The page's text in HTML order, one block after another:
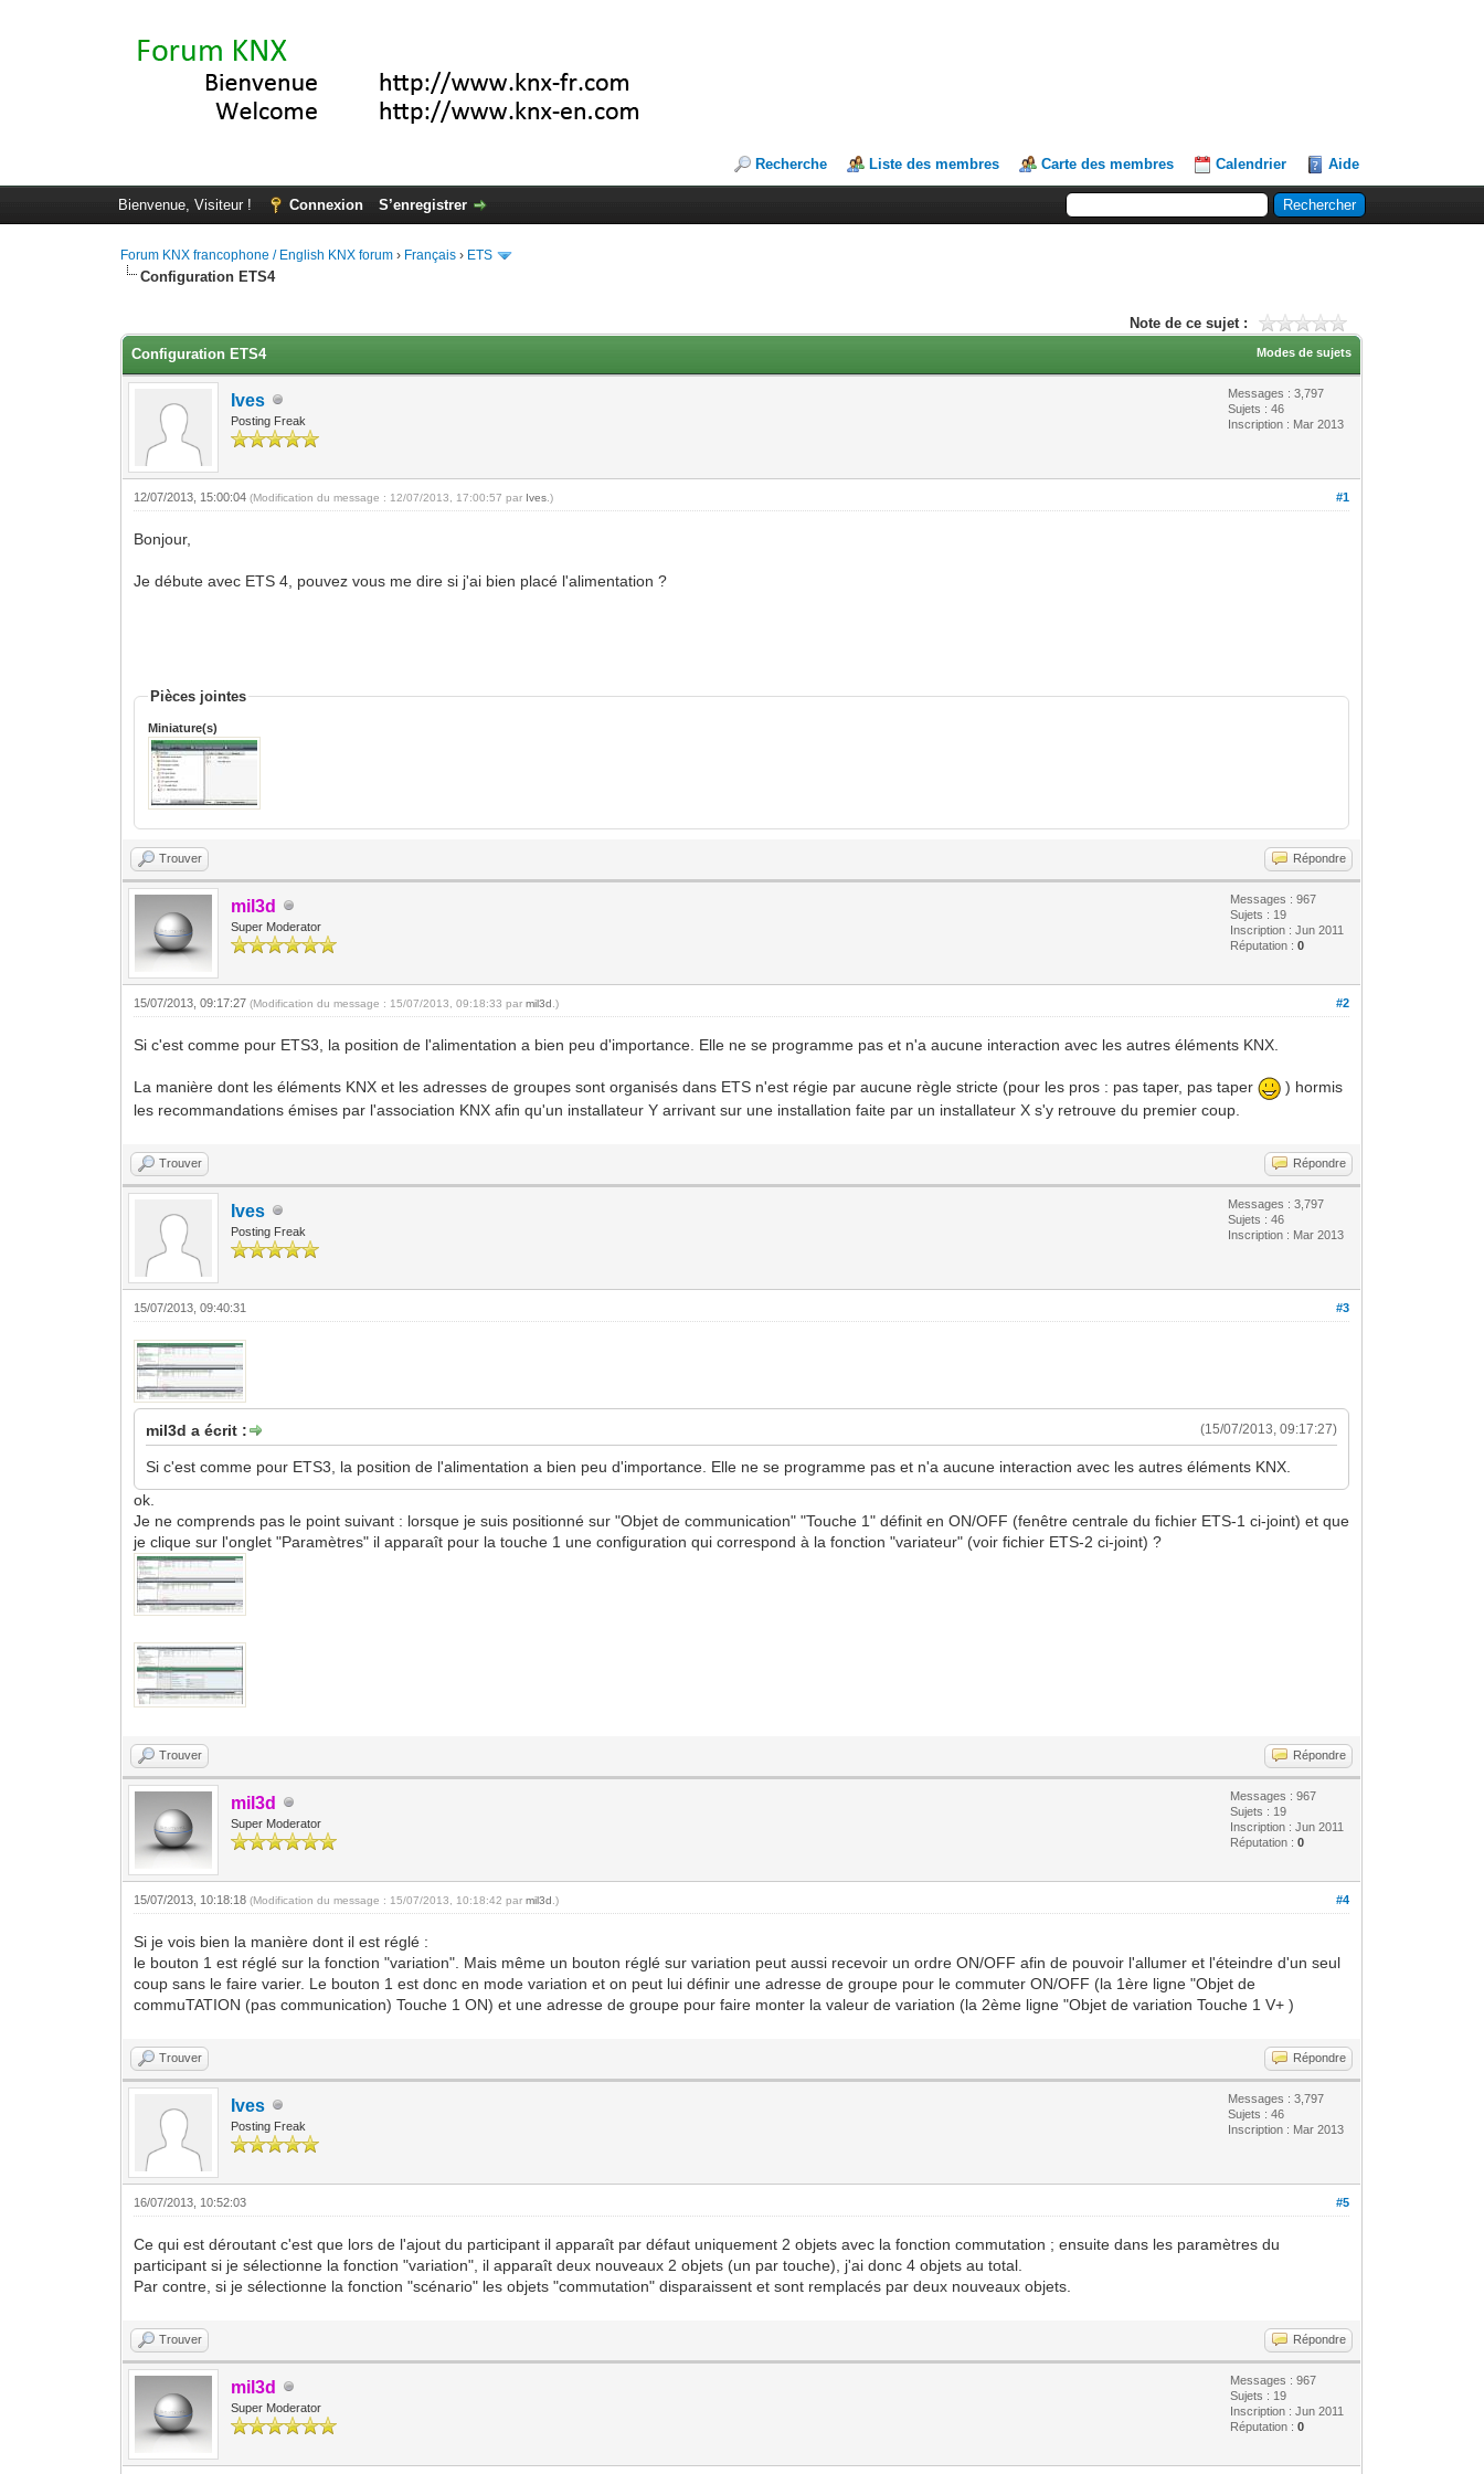
Recherche Liste des membres Carte des membres Calendrier Aide
Bienvenue, Visiteur ! Connexion S’enregistrer
Forum KNX francophone / English KNX forum › Français › ETS
Configuration ETS4
Note de ce sujet :
Modes de sujets
Configuration ETS4
Ives
Posting Freak
Messages : 3,797
Sujets : 46
Inscription : Mar 2013
#1
12/07/2013, 15:00:04(Modification du message : 12/07/2013, 17:00:57 par Ives .)
Bonjour,
Je débute avec ETS 4, pouvez vous me dire si j'ai bien placé l'alimentation ?
Pièces jointes
Miniature(s)
Trouver Répondre
mil3d
Super Moderator
Messages : 967
Sujets : 19
Inscription : Jun 2011
Réputation :0
#2
15/07/2013, 09:17:27(Modification du message : 15/07/2013, 09:18:33 parmil3d .)
Si c'est comme pour ETS3, la position de l'alimentation a bien peu d'importance. Elle ne se programme pas et n'a aucune interaction avec les autres éléments KNX.
La manière dont les éléments KNX et les adresses de groupes sont organisés dans ETS n'est régie par aucune règle stricte (pour les pros : pas taper, pas taper
) hormis
les recommandations émises par l'association KNX afin qu'un installateur Y arrivant sur une installation faite par un installateur X s'y retrouve du premier coup.
Trouver Répondre
Ives
Posting Freak
Messages : 3,797
Sujets : 46
Inscription : Mar 2013
#3
15/07/2013, 09:40:31
(15/07/2013, 09:17:27)
mil3d a écrit :
Si c'est comme pour ETS3, la position de l'alimentation a bien peu d'importance. Elle ne se programme pas et n'a aucune interaction avec les autres éléments KNX.
ok.
Je ne comprends pas le point suivant : lorsque je suis positionné sur "Objet de communication" "Touche 1" définit en ON/OFF (fenêtre centrale du fichier ETS-1 ci-joint) et que
je clique sur l'onglet "Paramètres" il apparaît pour la touche 1 une configuration qui correspond à la fonction "variateur" (voir fichier ETS-2 ci-joint) ?
Trouver Répondre
mil3d
Super Moderator
Messages : 967
Sujets : 19
Inscription : Jun 2011
Réputation :0
#4
15/07/2013, 10:18:18(Modification du message : 15/07/2013, 10:18:42 parmil3d .)
Si je vois bien la manière dont il est réglé :
le bouton 1 est réglé sur la fonction "variation". Mais même un bouton réglé sur variation peut aussi recevoir un ordre ON/OFF afin de pouvoir l'allumer et l'éteindre d'un seul
coup sans le faire varier. Le bouton 1 est donc en mode variation et on peut lui définir une adresse de groupe pour le commuter ON/OFF (la 1ère ligne "Objet de
commuTATION (pas communication) Touche 1 ON) et une adresse de groupe pour faire monter la valeur de variation (la 2ème ligne "Objet de variation Touche 1 V+ )
Trouver Répondre
Ives
Posting Freak
Messages : 3,797
Sujets : 46
Inscription : Mar 2013
#5
16/07/2013, 10:52:03
Ce qui est déroutant c'est que lors de l'ajout du participant il apparaît par défaut uniquement 2 objets avec la fonction commutation ; ensuite dans les paramètres du
participant si je sélectionne la fonction "variation", il apparaît deux nouveaux 2 objets (un par touche), j'ai donc 4 objets au total.
Par contre, si je sélectionne la fonction "scénario" les objets "commutation" disparaissent et sont remplacés par deux nouveaux objets.
Trouver Répondre
mil3d
Super Moderator
Messages : 967
Sujets : 19
Inscription : Jun 2011
Réputation :0